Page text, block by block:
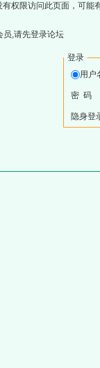
权限访问此页面，可能
员,请先登录论坛
登录
用户
密 码
隐身登